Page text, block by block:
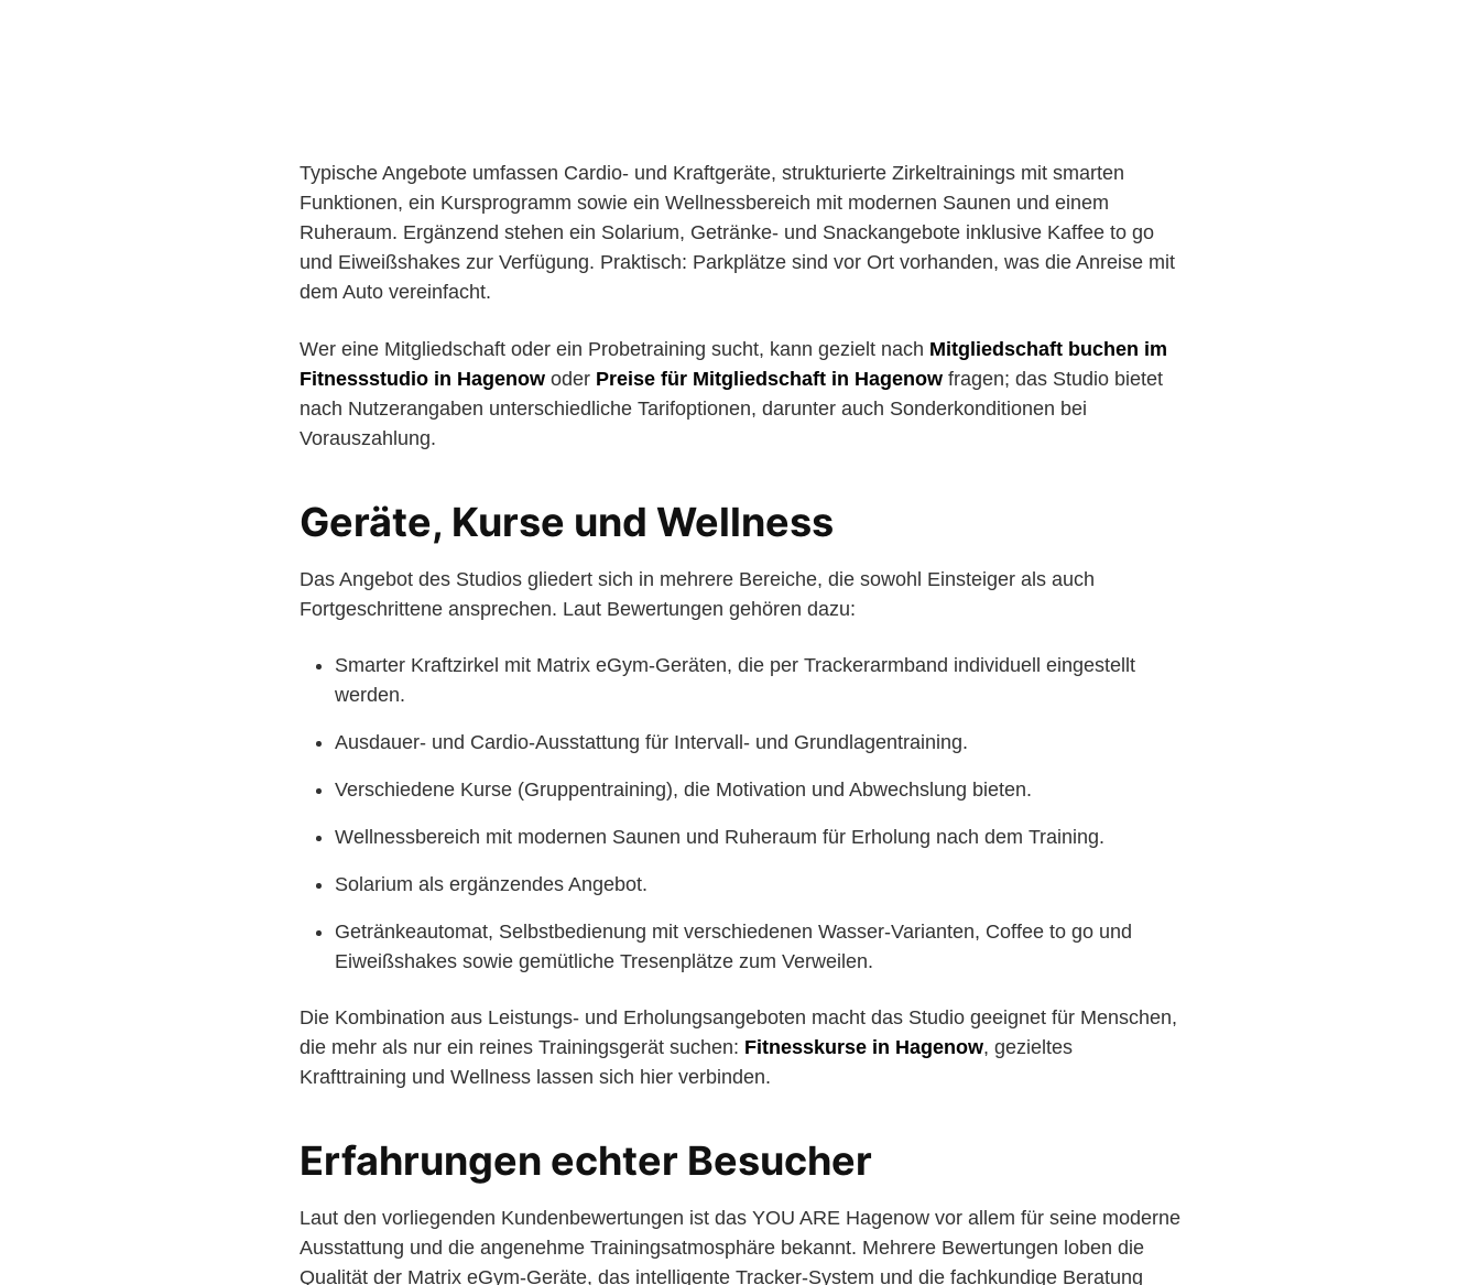
Typische Angebote umfassen Cardio- und Kraftgeräte, strukturierte Zirkeltrainings mit smarten
Funktionen, ein Kursprogramm sowie ein Wellnessbereich mit modernen Saunen und einem
Ruheraum. Ergänzend stehen ein Solarium, Getränke- und Snackangebote inklusive Kaffee to go
und Eiweißshakes zur Verfügung. Praktisch: Parkplätze sind vor Ort vorhanden, was die Anreise mit
dem Auto vereinfacht.
Wer eine Mitgliedschaft oder ein Probetraining sucht, kann gezielt nach Mitgliedschaft buchen im
Fitnessstudio in Hagenow oder Preise für Mitgliedschaft in Hagenow fragen; das Studio bietet
nach Nutzerangaben unterschiedliche Tarifoptionen, darunter auch Sonderkonditionen bei
Vorauszahlung.
Geräte, Kurse und Wellness
Das Angebot des Studios gliedert sich in mehrere Bereiche, die sowohl Einsteiger als auch
Fortgeschrittene ansprechen. Laut Bewertungen gehören dazu:
Smarter Kraftzirkel mit Matrix eGym-Geräten, die per Trackerarmband individuell eingestellt
werden.
Ausdauer- und Cardio-Ausstattung für Intervall- und Grundlagentraining.
Verschiedene Kurse (Gruppentraining), die Motivation und Abwechslung bieten.
Wellnessbereich mit modernen Saunen und Ruheraum für Erholung nach dem Training.
Solarium als ergänzendes Angebot.
Getränkeautomat, Selbstbedienung mit verschiedenen Wasser-Varianten, Coffee to go und
Eiweißshakes sowie gemütliche Tresenplätze zum Verweilen.
Die Kombination aus Leistungs- und Erholungsangeboten macht das Studio geeignet für Menschen,
die mehr als nur ein reines Trainingsgerät suchen: Fitnesskurse in Hagenow, gezieltes
Krafttraining und Wellness lassen sich hier verbinden.
Erfahrungen echter Besucher
Laut den vorliegenden Kundenbewertungen ist das YOU ARE Hagenow vor allem für seine moderne
Ausstattung und die angenehme Trainingsatmosphäre bekannt. Mehrere Bewertungen loben die
Qualität der Matrix eGym-Geräte, das intelligente Tracker-System und die fachkundige Beratung